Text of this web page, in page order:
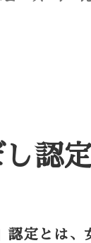
認
認定とは